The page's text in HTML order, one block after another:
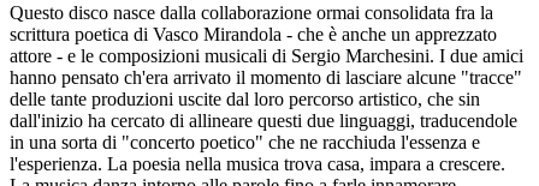
Questo disco nasce dalla collaborazione ormai consolidata fra la
scrittura poetica di Vasco Mirandola - che è anche un apprezzato
attore - e le composizioni musicali di Sergio Marchesini. I due amici
hanno pensato ch'era arrivato il momento di lasciare alcune "tracce"
delle tante produzioni uscite dal loro percorso artistico, che sin
dall'inizio ha cercato di allineare questi due linguaggi, traducendole
in una sorta di "concerto poetico" che ne racchiuda l'essenza e
l'esperienza. La poesia nella musica trova casa, impara a crescere.